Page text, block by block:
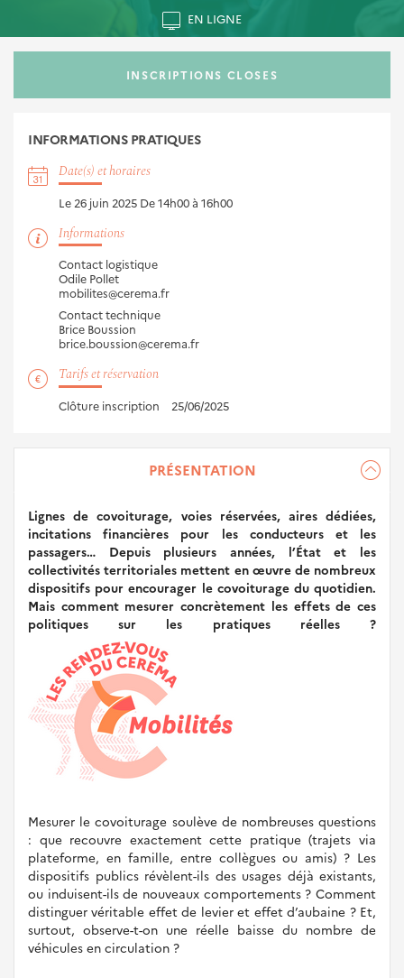
EN LIGNE
INSCRIPTIONS CLOSES
INFORMATIONS PRATIQUES
Date(s) et horaires
Le 26 juin 2025 De 14h00 à 16h00
Informations
Contact logistique
Odile Pollet
mobilites@cerema.fr
Contact technique
Brice Boussion
brice.boussion@cerema.fr
Tarifs et réservation
Clôture inscription 25/06/2025
PRÉSENTATION
Lignes de covoiturage, voies réservées, aires dédiées,
incitations financières pour les conducteurs et les
passagers… Depuis plusieurs années, l’État et les
collectivités territoriales mettent en œuvre de nombreux
dispositifs pour encourager le covoiturage du quotidien.
Mais comment mesurer concrètement les effets de ces
politiques sur les pratiques réelles ?
Mesurer le covoiturage soulève de nombreuses questions
: que recouvre exactement cette pratique (trajets via
plateforme, en famille, entre collègues ou amis) ? Les
dispositifs publics révèlent-ils des usages déjà existants,
ou induisent-ils de nouveaux comportements ? Comment
distinguer véritable effet de levier et effet d’aubaine ? Et,
surtout, observe-t-on une réelle baisse du nombre de
véhicules en circulation ?